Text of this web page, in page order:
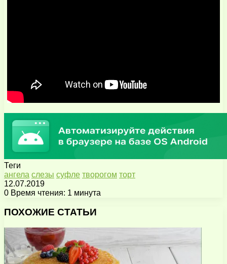
Теги
ангела слезы суфле творогом торт
12.07.2019
0 Время чтения: 1 минута
через
почту
ПОХОЖИЕ СТАТЬИ